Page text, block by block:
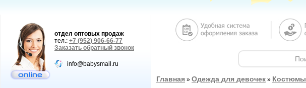
отдел оптовых продаж
тел.: +7 (952) 906-66-77
Заказать обратный звонок
info@babysmail.ru
Главная » Одежда для девочек » Костюмы